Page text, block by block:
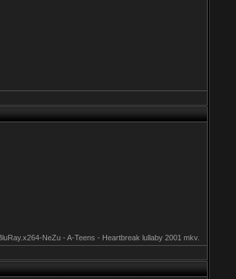
NeZu - A-Teens - Heartbreak lullaby 2001 mkv.